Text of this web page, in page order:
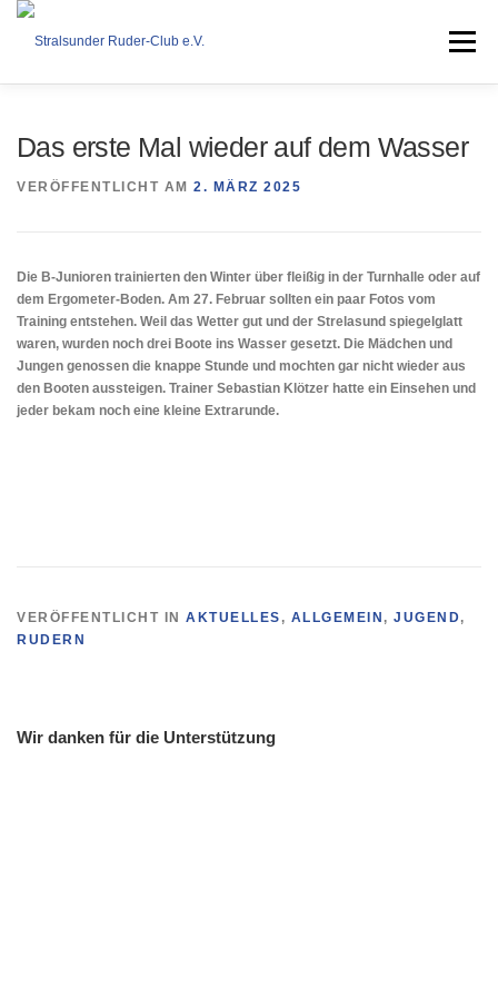
Zum
Menü
Das erste Mal wieder auf dem Wasser
VERÖFFENTLICHT AM 2. MÄRZ 2025
Die B-Junioren trainierten den Winter über fleißig in der Turnhalle oder auf
dem Ergometer-Boden. Am 27. Februar sollten ein paar Fotos vom
Training entstehen. Weil das Wetter gut und der Strelasund spiegelglatt
waren, wurden noch drei Boote ins Wasser gesetzt. Die Mädchen und
Jungen genossen die knappe Stunde und mochten gar nicht wieder aus
den Booten aussteigen. Trainer Sebastian Klötzer hatte ein Einsehen und
jeder bekam noch eine kleine Extrarunde.
VERÖFFENTLICHT IN AKTUELLES , ALLGEMEIN , JUGEND,
RUDERN
Wir danken für die Unterstützung